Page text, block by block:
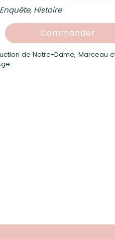
Histoire
Commander
de Notre-Dame, Marceau